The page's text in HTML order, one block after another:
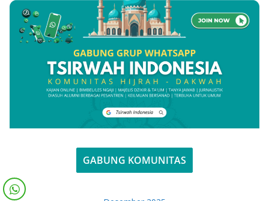
GABUNG KOMUNITAS